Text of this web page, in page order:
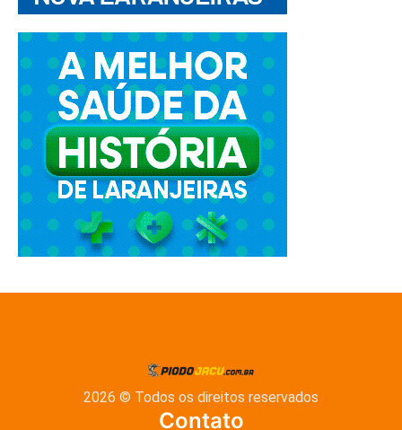
2026 © Todos os direitos reservados
Contato